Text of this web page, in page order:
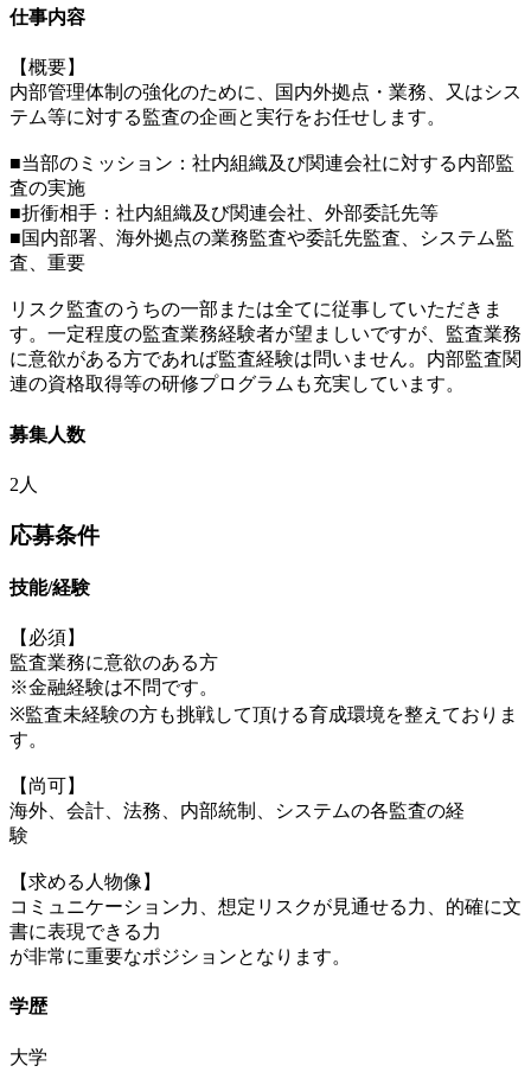
仕事内容
【概要】
内部管理体制の強化のために、国内外拠点・業務、又はシス
テム等に対する監査の企画と実行をお任せします。
■当部のミッション：社内組織及び関連会社に対する内部監
査の実施
■折衝相手：社内組織及び関連会社、外部委託先等
■国内部署、海外拠点の業務監査や委託先監査、システム監
査、重要
リスク監査のうちの一部または全てに従事していただきま
す。一定程度の監査業務経験者が望ましいですが、監査業務
に意欲がある方であれば監査経験は問いません。内部監査関
連の資格取得等の研修プログラムも充実しています。
募集人数
2人
応募条件
技能/経験
【必須】
監査業務に意欲のある方
※金融経験は不問です。
※監査未経験の方も挑戦して頂ける育成環境を整えておりま
す。
【尚可】
海外、会計、法務、内部統制、システムの各監査の経
験
【求める人物像】
コミュニケーション力、想定リスクが見通せる力、的確に文
書に表現できる力
が非常に重要なポジションとなります。
学歴
大学